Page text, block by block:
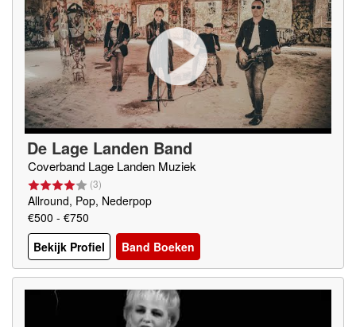
De Lage Landen Band
Coverband Lage Landen Muziek
(3)
Allround, Pop, Nederpop
€500 - €750
Bekijk Profiel
Band Boeken